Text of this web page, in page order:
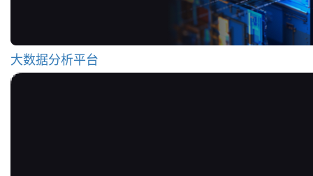
大数据分析平台